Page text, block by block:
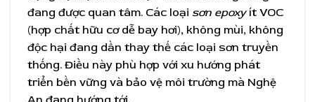
đang được quan tâm. Các loại sơn epoxyít VOC
(hợp chất hữu cơ dễ bay hơi), không mùi, không
độc hại đang dần thay thế các loại sơn truyền
thống. Điều này phù hợp với xu hướng phát
triển bền vững và bảo vệ môi trường mà Nghệ